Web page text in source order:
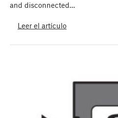
and disconnected…
Leer el artículo